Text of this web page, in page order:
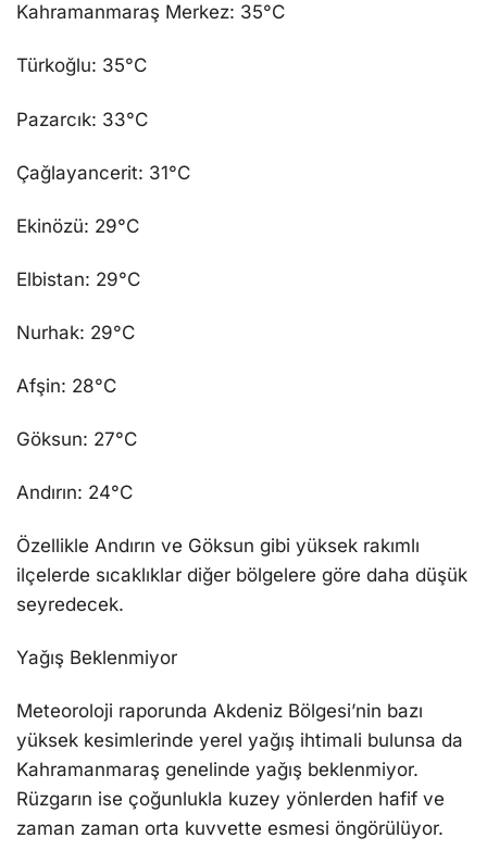
Kahramanmaraş Merkez: 35°C
Türkoğlu: 35°C
Pazarcık: 33°C
Çağlayancerit: 31°C
Ekinözü: 29°C
Elbistan: 29°C
Nurhak: 29°C
Afşin: 28°C
Göksun: 27°C
Andırın: 24°C
Özellikle Andırın ve Göksun gibi yüksek rakımlı
ilçelerde sıcaklıklar diğer bölgelere göre daha düşük
seyredecek.
Yağış Beklenmiyor
Meteoroloji raporunda Akdeniz Bölgesi’nin bazı
yüksek kesimlerinde yerel yağış ihtimali bulunsa da
Kahramanmaraş genelinde yağış beklenmiyor.
Rüzgarın ise çoğunlukla kuzey yönlerden hafif ve
zaman zaman orta kuvvette esmesi öngörülüyor.